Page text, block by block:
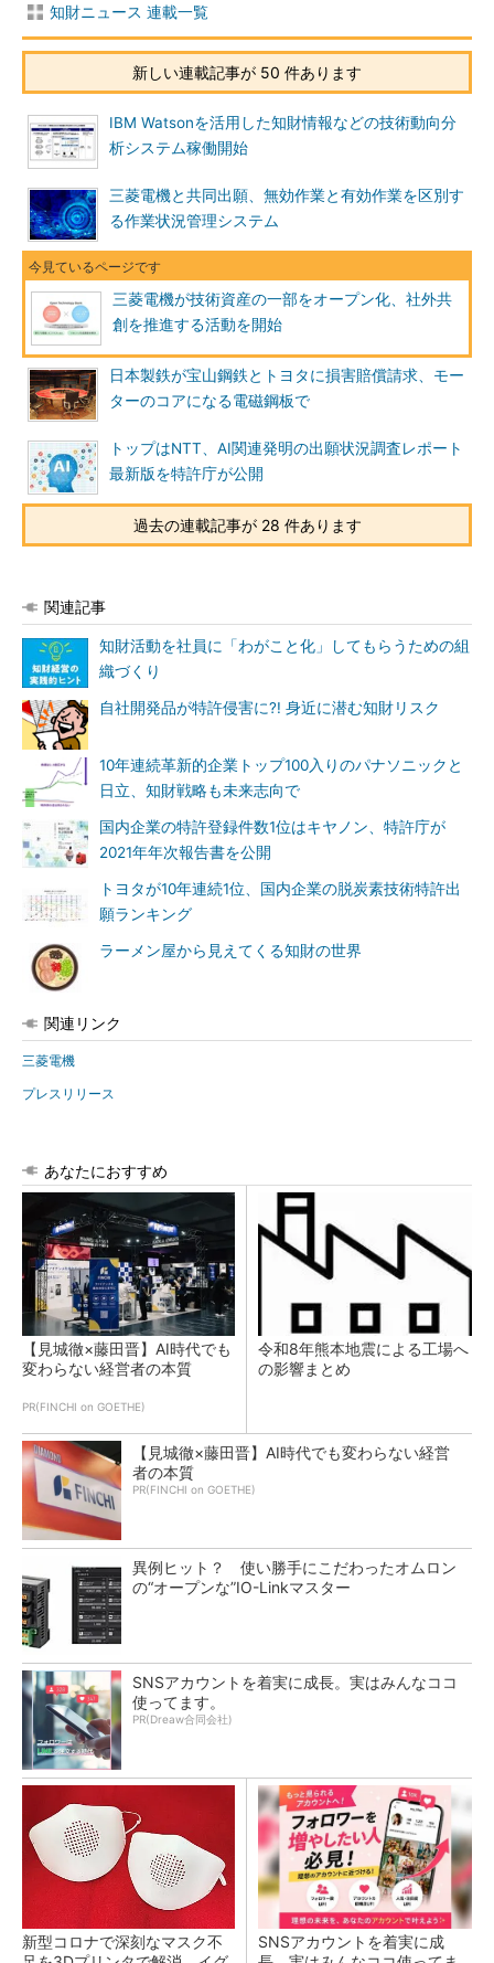
知財ニュース 連載一覧
新しい連載記事が 50 件あります
IBM Watsonを活用した知財情報などの技術動向分
析システム稼働開始
三菱電機と共同出願、無効作業と有効作業を区別す
る作業状況管理システム
三菱電機が技術資産の一部をオープン化、社外共
創を推進する活動を開始
日本製鉄が宝山鋼鉄とトヨタに損害賠償請求、モー
ターのコアになる電磁鋼板で
トップはNTT、AI関連発明の出願状況調査レポート
最新版を特許庁が公開
過去の連載記事が 28 件あります
関連記事
知財活動を社員に「わがこと化」してもらうための組
織づくり
自社開発品が特許侵害に?! 身近に潜む知財リスク
10年連続革新的企業トップ100入りのパナソニックと
日立、知財戦略も未来志向で
国内企業の特許登録件数1位はキヤノン、特許庁が
2021年年次報告書を公開
トヨタが10年連続1位、国内企業の脱炭素技術特許出
願ランキング
ラーメン屋から見えてくる知財の世界
関連リンク
三菱電機
プレスリリース
あなたにおすすめ
【見城徹×藤田晋】AI時代でも
変わらない経営者の本質
PR(FINCHI on GOETHE)
令和8年熊本地震による工場へ
の影響まとめ
【見城徹×藤田晋】AI時代でも変わらない経営
者の本質
PR(FINCHI on GOETHE)
異例ヒット？ 使い勝手にこだわったオムロン
の“オープンな”IO-Linkマスター
SNSアカウントを着実に成長。実はみんなココ
使ってます。
PR(Dreaw合同会社)
新型コロナで深刻なマスク不
SNSアカウントを着実に成